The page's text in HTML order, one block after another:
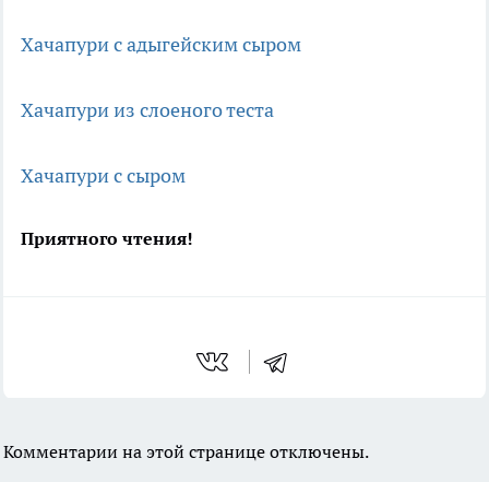
Хачапури с адыгейским сыром
Хачапури из слоеного теста
Хачапури с сыром
Приятного чтения!
Комментарии на этой странице отключены.